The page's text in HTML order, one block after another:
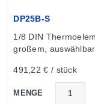
DP25B-S
1/8 DIN
großem,
491,22 € / stück
MENGE